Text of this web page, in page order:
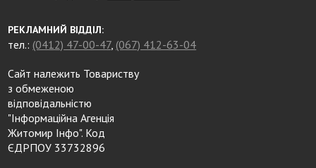
РЕКЛАМНИЙ ВІДДІЛ:
тел.: (0412) 47-00-47, (067) 412-63-04
Сайт належить Товариству
з обмеженою
відповідальністю
"Інформаційна Агенція
Житомир Інфо". Код
ЄДРПОУ 33732896